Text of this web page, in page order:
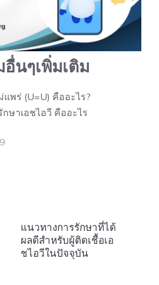
นๆเพิ่มเติม
แพร่ (U=U) คืออะไร?
ษาเอชไอวี คืออะไร
แนวทางการรักษาที่ได้
ผลดีสำหรับผู้ติดเชื้อเอ
ชไอวีในปัจจุบัน